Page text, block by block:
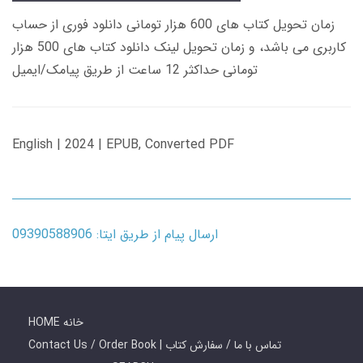
زمان تحویل کتاب های 600 هزار تومانی دانلود فوری از حساب
کاربری می باشد، و زمان تحویل لینک دانلود کتاب های 500 هزار
تومانی حداکثر 12 ساعت از طریق پیامک/ایمیل
English | 2024 | EPUB, Converted PDF
ارسال پیام از طریق ایتا: 09390588906
HOME خانه
Contact Us / Order Book | تماس با ما / سفارش کتاب